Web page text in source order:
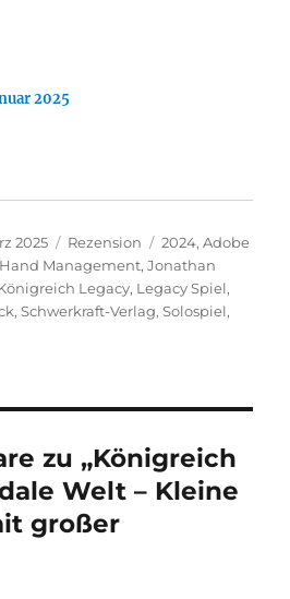
2025
2025 Kategorien
Rezension Schlagwörter
2024,Adobe
Hand Management,Jonathan
Legacy, Legacy Spiel,
,Schwerkraft-Verlag,Solospiel,
zu „Königreich
Welt – Kleine
großer